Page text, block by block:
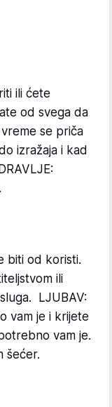
ili ćete
od svega da
se priča
izražaja i kad
biti od koristi.
ili
LJUBAV:
vam je i krijete
vam je.
šećer.